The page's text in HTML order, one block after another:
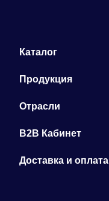
Каталог
Продукция
Отрасли
B2B Кабинет
Доставка и оплата